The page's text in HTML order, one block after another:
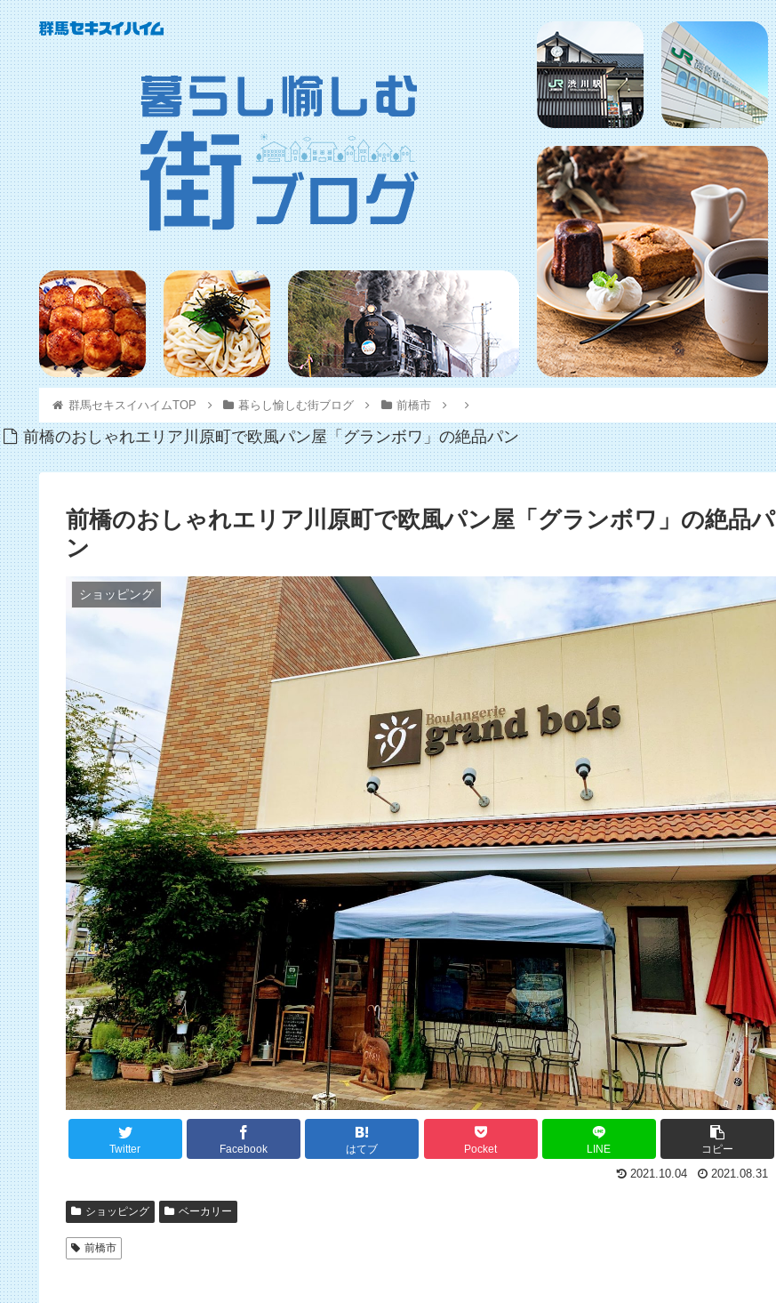
群馬セキスイハイムTOP 暮らし愉しむ街ブログ 前橋市
前橋のおしゃれエリア川原町で欧風パン屋「グランボワ」の絶品パン
前橋のおしゃれエリア川原町で欧風パン屋「グランボワ」の絶品パ
ン
ショッピング
Twitter Facebook はてブ Pocket LINE コピー
2021.10.04 2021.08.31
ショッピング ベーカリー
前橋市